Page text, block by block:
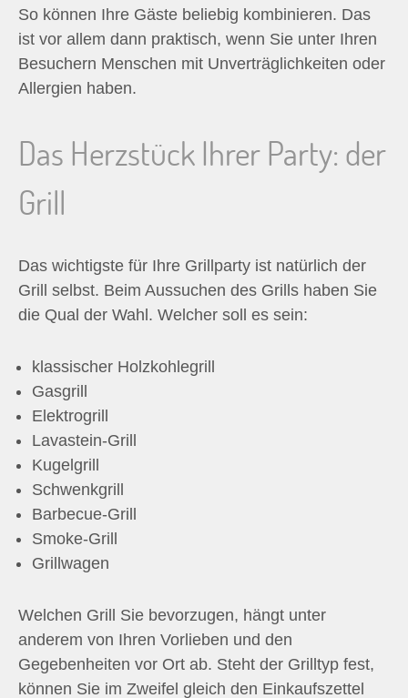
So können Ihre Gäste beliebig kombinieren. Das
ist vor allem dann praktisch, wenn Sie unter Ihren
Besuchern Menschen mit Unverträglichkeiten oder
Allergien haben.
Das Herzstück Ihrer Party: der
Grill
Das wichtigste für Ihre Grillparty ist natürlich der
Grill selbst. Beim Aussuchen des Grills haben Sie
die Qual der Wahl. Welcher soll es sein:
klassischer Holzkohlegrill
Gasgrill
Elektrogrill
Lavastein-Grill
Kugelgrill
Schwenkgrill
Barbecue-Grill
Smoke-Grill
Grillwagen
Welchen Grill Sie bevorzugen, hängt unter
anderem von Ihren Vorlieben und den
Gegebenheiten vor Ort ab. Steht der Grilltyp fest,
können Sie im Zweifel gleich den Einkaufszettel